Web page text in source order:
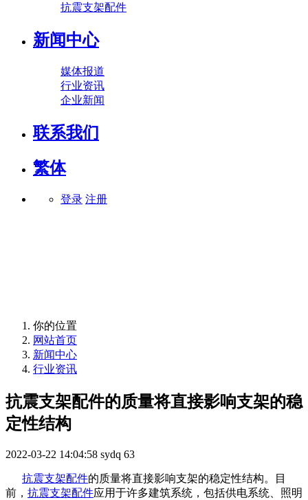
抗震支架配件
新闻中心
媒体报道
行业资讯
企业新闻
联系我们
繁体
登录 注册
你的位置
网站首页
新闻中心
行业资讯
抗震支架配件的质量将直接影响支架的稳
定性结构
2022-03-22 14:04:58 sydq 63
抗震支架配件的质量将直接影响支架的稳定性结构。目
前， 抗震支架配件应用于许多建筑系统，包括供电系统、照明